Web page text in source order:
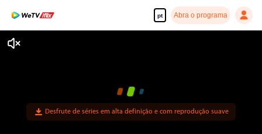
pt Abra o programa
Desfrute de séries em alta definição e com reprodução suave